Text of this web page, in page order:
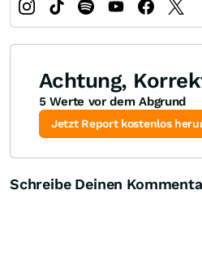
Achtung,
5 Werte vor dem Abgrund
Jetzt Report kostenlos
Schreibe Deinen